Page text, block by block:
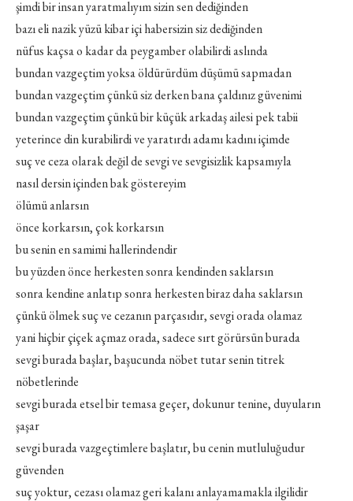
şimdi bir insan yaratmalıyım sizin sen dediğinden
bazı eli nazik yüzü kibar içi habersizin siz dediğinden
nüfus kaçsa o kadar da peygamber olabilirdi aslında
bundan vazgeçtim yoksa öldürürdüm düşümü sapmadan
bundan vazgeçtim çünkü siz derken bana çaldınız güvenimi
bundan vazgeçtim çünkü bir küçük arkadaş ailesi pek tabii
yeterince din kurabilirdi ve yaratırdı adamı kadını içimde
suç ve ceza olarak değil de sevgi ve sevgisizlik kapsamıyla
nasıl dersin içinden bak göstereyim
ölümü anlarsın
önce korkarsın, çok korkarsın
bu senin en samimi hallerindendir
bu yüzden önce herkesten sonra kendinden saklarsın
sonra kendine anlatıp sonra herkesten biraz daha saklarsın
çünkü ölmek suç ve cezanın parçasıdır, sevgi orada olamaz
yani hiçbir çiçek açmaz orada, sadece sırt görürsün burada
sevgi burada başlar, başucunda nöbet tutar senin titrek
nöbetlerinde
sevgi burada etsel bir temasa geçer, dokunur tenine, duyuların
şaşar
sevgi burada vazgeçtimlere başlatır, bu cenin mutluluğudur
güvenden
suç yoktur, cezası olamaz geri kalanı anlayamamakla ilgilidir